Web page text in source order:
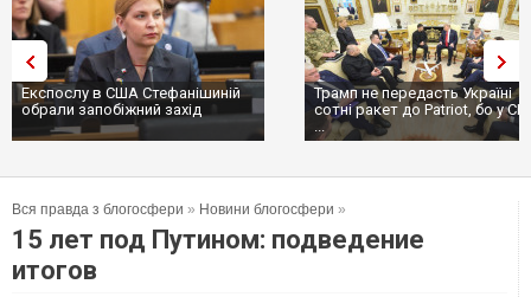
Експослу в США Стефанішиній
обрали запобіжний захід
Трамп не передасть Україні
сотні ракет до Patriot, бо у
...
Вся правда з блогосфери » Новини блогосфери »
15 лет под Путином: подведение
итогов